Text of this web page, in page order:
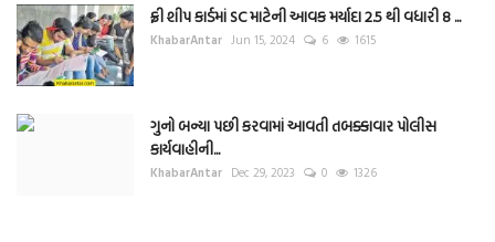
ફ્રી શીપ કાર્ડમાં SC માટેની આવક મર્યાદા 2.5 થી વધારી 8 ...
KhabarAntar Jun 15, 2024 6 1615
ગુનો બન્યા પછી કરવામાં આવતી તબક્કાવાર પોલીસ
કાર્યવાહીની...
KhabarAntar Dec 29, 2023 0 1326